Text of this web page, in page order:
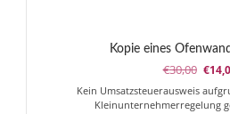
Kopie eines
€30,00
Preis
war:
€
Kein Umsatzsteuerausweis
Kleinunternehmerregelung